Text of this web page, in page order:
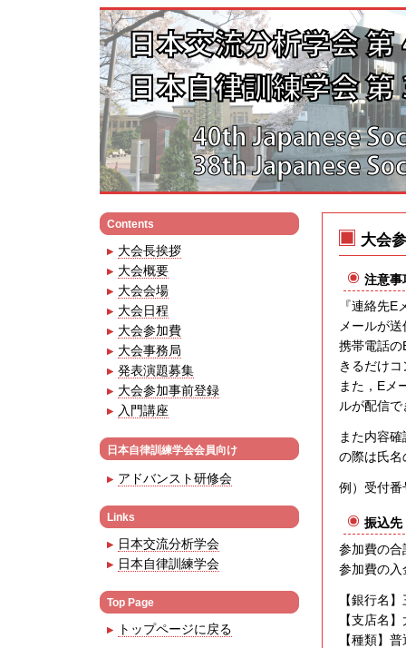
大会
注意事
『連絡先
メールが
携帯電話の
きるだけ
また，Eメ
ルが配信
また内容
の際は氏名
例）受付
振込先
参加費の合
参加費の入
【銀行名
【支店名
【種類】普
Contents
大会長挨拶
大会概要
大会会場
大会日程
大会参加費
大会事務局
発表演題募集
大会参加事前登録
入門講座
日本自律訓練学会会員向け
アドバンスト研修会
Links
日本交流分析学会
日本自律訓練学会
Top Page
トップページに戻る